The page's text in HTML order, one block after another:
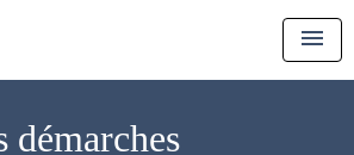
menu
démarches